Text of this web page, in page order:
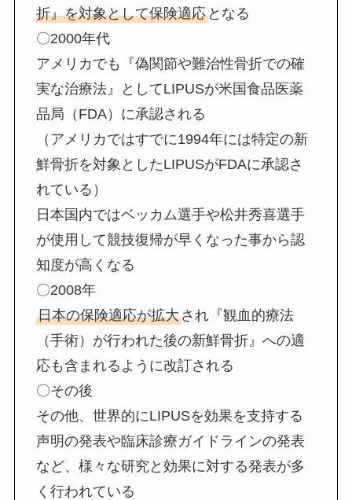
折』を対象として保険適応となる
〇2000年代
アメリカでも『偽関節や難治性骨折での確
実な治療法』としてLIPUSが米国食品医薬
品局（FDA）に承認される
（アメリカではすでに1994年には特定の新
鮮骨折を対象としたLIPUSがFDAに承認さ
れている）
日本国内ではベッカム選手や松井秀喜選手
が使用して競技復帰が早くなった事から認
知度が高くなる
〇2008年
日本の保険適応が拡大され『観血的療法
（手術）が行われた後の新鮮骨折』への適
応も含まれるように改訂される
〇その後
その他、世界的にLIPUSを効果を支持する
声明の発表や臨床診療ガイドラインの発表
など、様々な研究と効果に対する発表が多
く行われている